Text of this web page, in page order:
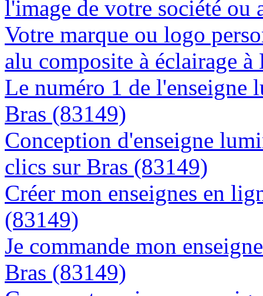
l'image de votre société
Votre marque ou logo
alu composite à éclairage
Le numéro 1 de l'enseigne
Bras (83149)
Conception d'enseigne
clics sur Bras (83149)
Créer mon enseignes en
(83149)
Je commande mon
Bras (83149)